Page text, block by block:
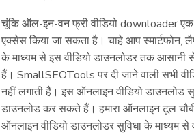
चूंकि ऑल-इन-वन फ्री वीडियो downloader एक
एक्सेस किया जा सकता है। चाहे आप स्मार्टफोन,
के माध्यम से इस वीडियो डाउनलोडर तक
हैं। SmallSEOTools पर दी जाने वाली सभी
नहीं लगाती हैं। इस ऑनलाइन वीडियो डाउनलोड
डाउनलोड कर सकते हैं। हमारा ऑनलाइन टूल
ऑनलाइन वीडियो डाउनलोडर सुविधा के माध्यम